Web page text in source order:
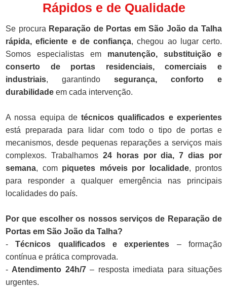
Rápidos e de Qualidade
Se procura Reparação de Portas em São João da Talha
rápida, eficiente e de confiança, chegou ao lugar certo.
Somos especialistas em manutenção, substituição e
conserto de portas residenciais, comerciais e
industriais, garantindo segurança, conforto e
durabilidade em cada intervenção.
A nossa equipa detécnicos qualificados e experientes
está preparada para lidar com todo o tipo de portas e
mecanismos, desde pequenas reparações a serviços mais
complexos. Trabalhamos 24 horas por dia, 7 dias por
semana, com piquetes móveis por localidade, prontos
para responder a qualquer emergência nas principais
localidades do país.
Por que escolher os nossos serviços de Reparação de
Portas em São João da Talha?
-Técnicos qualificados e experientes – formação
contínua e prática comprovada.
- Atendimento 24h/7– resposta imediata para situações
urgentes.